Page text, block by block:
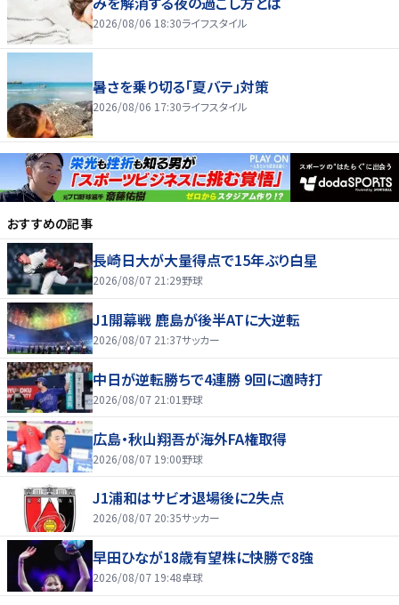
2026/08/06 18:30ライフスタイル
暑さを乗り切る「夏バテ」対策
2026/08/06 17:30ライフスタイル
おすすめの記事
長崎日大が大量得点で15年ぶり白星
2026/08/07 21:29野球
J1開幕戦 鹿島が後半ATに大逆転
2026/08/07 21:37サッカー
中日が逆転勝ちで4連勝 9回に適時打
2026/08/07 21:01 野球
広島・秋山翔吾が海外FA権取得
2026/08/07 19:00野球
J1浦和はサビオ退場後に2失点
2026/08/07 20:35サッカー
早田ひなが18歳有望株に快勝で8強
2026/08/07 19:48卓球